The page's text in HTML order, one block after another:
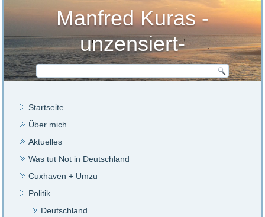
Manfred Kuras -
unzensiert-
Startseite
Über mich
Aktuelles
Was tut Not in Deutschland
Cuxhaven + Umzu
Politik
Deutschland